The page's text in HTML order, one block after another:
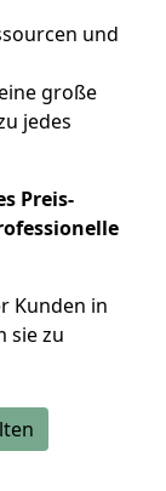
und
große
jedes
Preis-
Kunden in
sie zu